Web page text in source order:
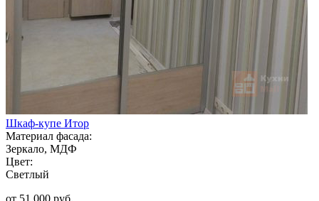
Шкаф-купе Итор
Материал фасада:
Зеркало, МДФ
Цвет:
Светлый
от 51 000 руб.